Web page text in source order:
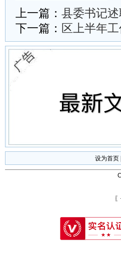
上一篇： 县委书记
下一篇： 区上半年
设为首页